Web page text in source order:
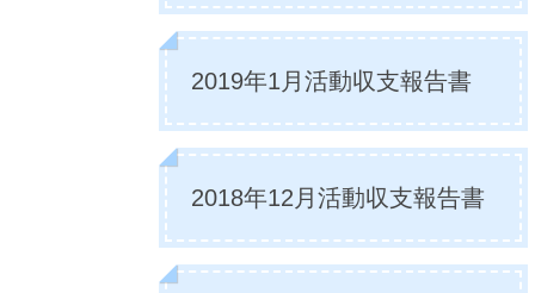
2019年1月活動収支報告書
2018年12月活動収支報告書